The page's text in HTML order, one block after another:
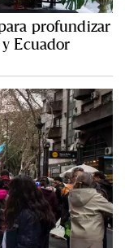
profundizar
Ecuador